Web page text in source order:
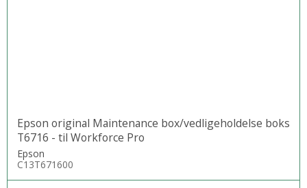
Epson original Maintenance box/vedligeholdelse boks
T6716 - til Workforce Pro
Epson
C13T671600